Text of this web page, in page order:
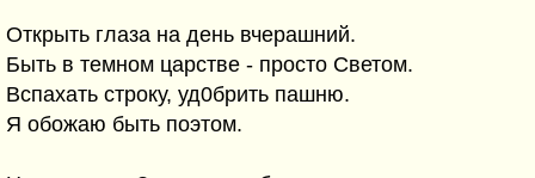
Открыть глаза на день вчерашний.
Быть в темном царстве - просто Cветом.
Вспахать строку, уд0брить пашню.
Я обожаю быть поэтом.